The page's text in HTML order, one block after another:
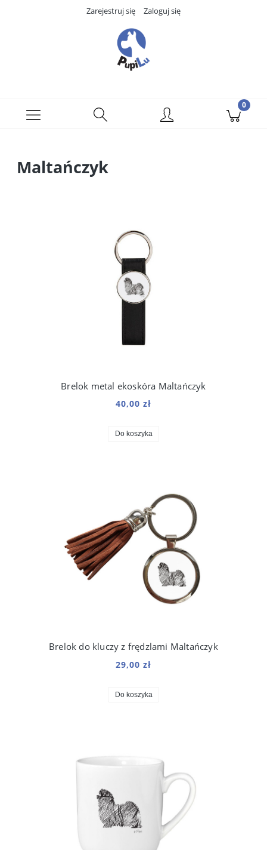
Zarejestruj się Zaloguj się
Maltańczyk
Brelok metal ekoskóra Maltańczyk
40,00 zł
Do koszyka
Brelok do kluczy z frędzlami Maltańczyk
29,00 zł
Do koszyka